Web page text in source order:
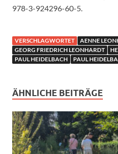
978-3-924296-60-5.
VERSCHLAGWORTET
AENNE
GEORG FRIEDRICH LEONHARDT
PAUL HEIDELBACH
PAUL
ÄHNLICHE BEITRÄGE